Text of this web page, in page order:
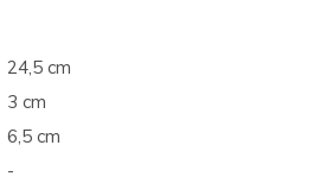
24,5 cm
3 cm
6,5 cm
-